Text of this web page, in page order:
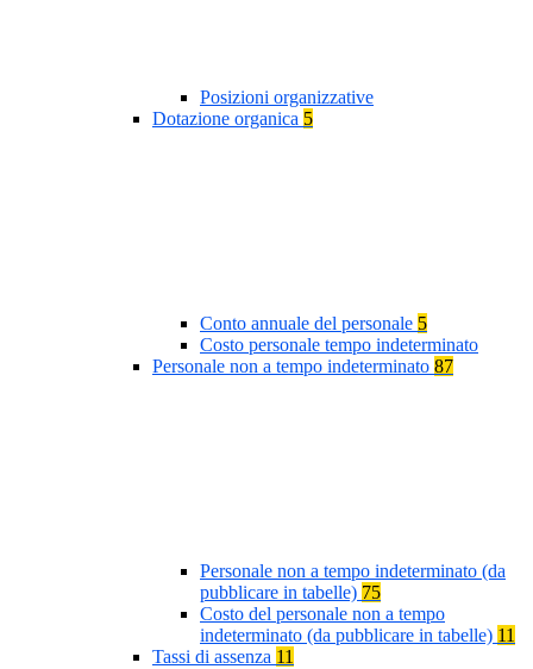
Posizioni organizzative
Dotazione organica 5
Conto annuale del personale 5
Costo personale tempo indeterminato
Personale non a tempo indeterminato 87
Personale non a tempo indeterminato (da
pubblicare in tabelle) 75
Costo del personale non a tempo
indeterminato (da pubblicare in tabelle) 11
Tassi di assenza 11